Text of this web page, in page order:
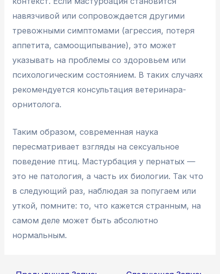
навязчивой или сопровождается другими
тревожными симптомами (агрессия, потеря
аппетита, самоощипывание), это может
указывать на проблемы со здоровьем или
психологическим состоянием. В таких случаях
рекомендуется консультация ветеринара-
орнитолога.
Таким образом, современная наука
пересматривает взгляды на сексуальное
поведение птиц. Мастурбация у пернатых —
это не патология, а часть их биологии. Так что
в следующий раз, наблюдая за попугаем или
уткой, помните: то, что кажется странным, на
самом деле может быть абсолютно
нормальным.